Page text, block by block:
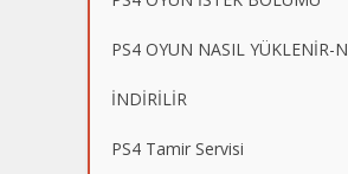
PS4 OYUN NASIL YÜKLENİR-
İNDİRİLİR
PS4 Tamir Servisi